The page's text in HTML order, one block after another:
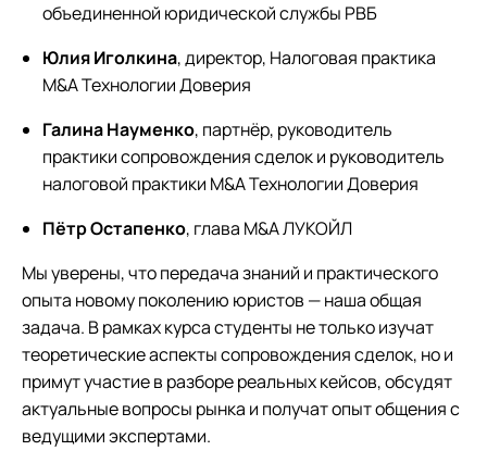
объединенной юридической службы РВБ
Юлия Иголкина, директор, Налоговая практика
M&A Технологии Доверия
Галина Науменко, партнёр, руководитель
практики сопровождения сделок и руководитель
налоговой практики M&A Технологии Доверия
Пётр Остапенко, глава M&A ЛУКОЙЛ
Мы уверены, что передача знаний и практического
опыта новому поколению юристов — наша общая
задача. В рамках курса студенты не только изучат
теоретические аспекты сопровождения сделок, но и
примут участие в разборе реальных кейсов, обсудят
актуальные вопросы рынка и получат опыт общения с
ведущими экспертами.